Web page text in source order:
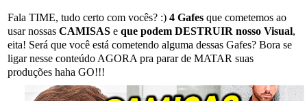
Fala TIME, tudo certo com vocês? :) 4 Gafes que cometemos ao
usar nossas CAMISAS e que podem DESTRUIR nosso Visual,
eita! Será que você está cometendo alguma dessas Gafes? Bora se
ligar nesse conteúdo AGORA pra parar de MATAR suas
produções haha GO!!!